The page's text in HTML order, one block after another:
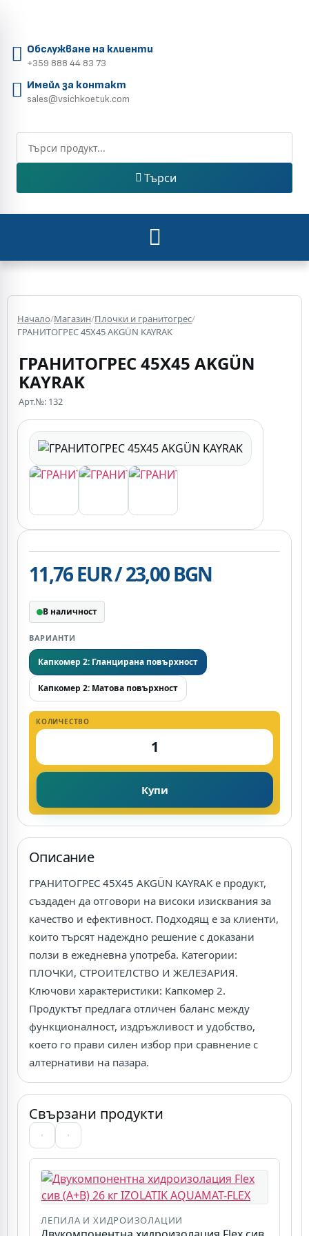
Обслужване на клиенти
+359 888 44 83 73
Имейл за контакт
sales@vsichkoetuk.com
Търси
Начало/Магазин/Плочки и гранитогрес/
ГРАНИТОГРЕС 45X45 AKGÜN KAYRAK
ГРАНИТОГРЕС 45X45 AKGÜN
KAYRAK
Арт.№: 132
11,76 EUR / 23,00 BGN
В наличност
ВАРИАНТИ
Капкомер 2: Гланцирана повърхност
Капкомер 2: Матова повърхност
КОЛИЧЕСТВО
Купи
Описание
ГРАНИТОГРЕС 45X45 AKGÜN KAYRAK е продукт,
създаден да отговори на високи изисквания за
качество и ефективност. Подходящ е за клиенти,
които търсят надеждно решение с доказани
ползи в ежедневна употреба. Категории:
ПЛОЧКИ, СТРОИТЕЛСТВО И ЖЕЛЕЗАРИЯ.
Ключови характеристики: Капкомер 2.
Продуктът предлага отличен баланс между
функционалност, издръжливост и удобство,
което го прави силен избор при сравнение с
алтернативи на пазара.
Свързани продукти
ЛЕПИЛА И ХИДРОИЗОЛАЦИИ